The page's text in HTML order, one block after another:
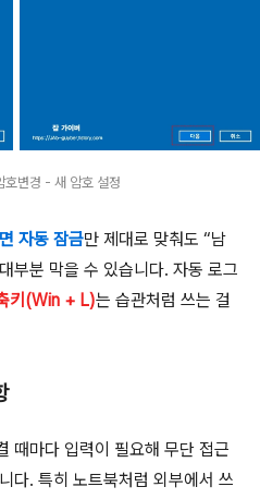
호변경 - 새 암호 설정
자동 잠금만 제대로 맞춰도 “남
부분 막을 수 있습니다. 자동 로그
키(Win + L)는 습관처럼 쓰는 걸
때마다 입력이 필요해 무단 접근
다. 특히 노트북처럼 외부에서 쓰